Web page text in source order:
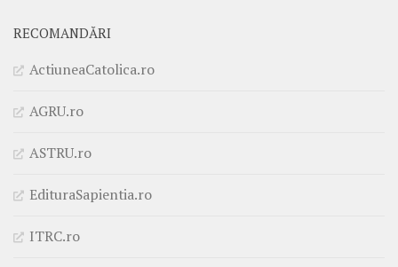
RECOMANDĂRI
ActiuneaCatolica.ro
AGRU.ro
ASTRU.ro
EdituraSapientia.ro
ITRC.ro